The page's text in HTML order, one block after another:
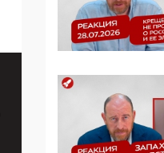
11:53, 09 Июня 2026
Прокуратура
ЮНЕСКО в
продолжают